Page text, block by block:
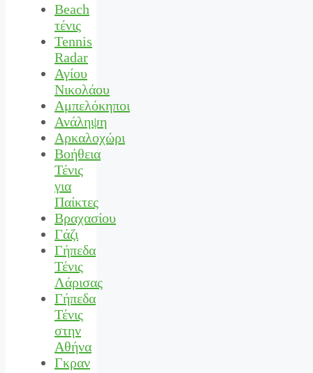
Beach
τένις
Tennis
Radar
Αγίου
Νικολάου
Αμπελόκηποι
Ανάληψη
Αρκαλοχώρι
Βοήθεια
Τένις
για
Παίκτες
Βραχασίου
Γάζι
Γήπεδα
Τένις
Λάρισας
Γήπεδα
Τένις
στην
Αθήνα
Γκραν